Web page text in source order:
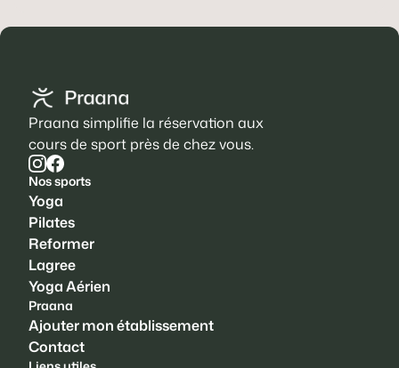
Praana simplifie la réservation aux
cours de sport près de chez vous.
Nos sports
Yoga
Pilates
Reformer
Lagree
Yoga Aérien
Praana
Ajouter mon établissement
Contact